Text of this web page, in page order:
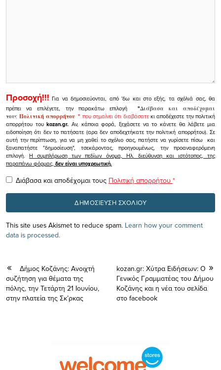
Προσοχή!!! Για να δημοσιεύονται, από 'δω και στο εξής, τα σχόλιά σας, θα
πρέπει να επιλέγετε, την παρακάτω επιλογή
"Διάβασα και αποδέχομαι
τουςΠολιτική απορρήτου" που σημαίνει ότι διαβάσατεκι αποδέχεστε την πολιτική
απορρήτου τουkozan.gr. Αν, κάποια φορά, ξεχάσετε να το κάνετε θα λάβετε μια
ειδοποίηση ότι δεν το πατήσατε (αρα δεν αποδεχτήκατε την πολιτική απορρήτου). Σε
αυτή την περίπτωση, για να μη χαθεί το σχόλιο σας, πατήστε να γυρίσετε πίσω και
ξαναπατήστε "δημοσίευση", τσεκάροντας, προηγουμένως, την προαναφερόμενη
επιλογή.Η συμπλήρωση των πεδίων όνομα, Ηλ. διεύθυνση και ιστότοπος, της
παραπάνω φόρμας, δεν είναι υποχρεωτική.
Διάβασα και αποδέχομαι τους Πολιτική απορρήτου *
This site uses Akismet to reduce spam. Learn how your comment
data is processed.
Δήμος Κοζάνης: Ανοιχτή
συζήτηση για θέματα της
πόλης, την Τετάρτη 21 Ιουνίου,
στην πλατεία της Σκ’ρκας
kozan.gr: Xύτρα Ειδήσεων: O
Γενικός Γραμματέας του Δήμου
Κοζάνης και η νέα του σελίδα
στο facebook